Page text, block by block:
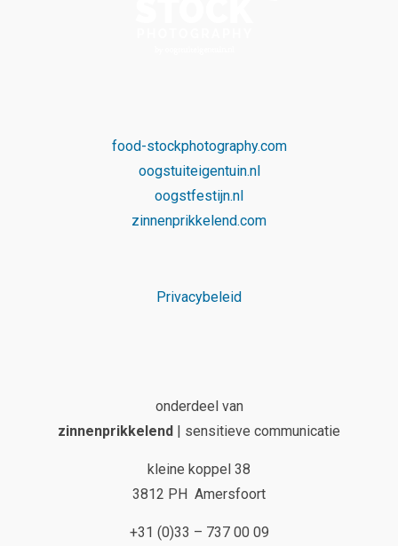
food-stockphotography.com
oogstuiteigentuin.nl
oogstfestijn.nl
zinnenprikkelend.com
Privacybeleid
onderdeel van
zinnenprikkelend
| sensitieve communicatie
kleine koppel 38
3812 PH Amersfoort
+31 (0)33 – 737 00 09